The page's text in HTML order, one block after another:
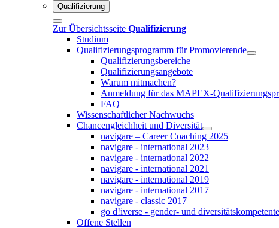
Qualifizierung
Zur Übersichtsseite Qualifizierung
Studium
Qualifizierungsprogramm für Promovierende
Qualifizierungsbereiche
Qualifizierungsangebote
Warum mitmachen?
Anmeldung für das MAPEX-
FAQ
Wissenschaftlicher Nachwuchs
Chancengleichheit und Diversität
navigare – Career Coaching 2025
navigare - international 2023
navigare - international 2022
navigare - international 2021
navigare - international 2019
navigare - international 2017
navigare - classic 2017
go d!iverse - gender- und
Offene Stellen